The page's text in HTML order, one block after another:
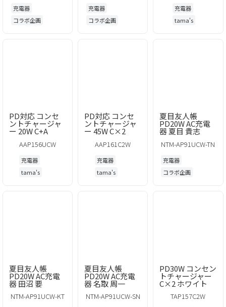
充電器
コラボ企画
充電器
コラボ企画
充電器
tama's
PD対応 コンセ
ントチャージャ
ー 20W C+A
AAP156UCW
充電器
tama's
PD対応 コンセ
ントチャージャ
ー 45W C×2
AAP161C2W
充電器
tama's
夏目友人帳
PD20W AC充電
器 夏目 貴志
NTM-AP91UCW-TN
充電器
コラボ企画
夏目友人帳
PD20W AC充電
器 田沼 要
NTM-AP91UCW-KT
夏目友人帳
PD20W AC充電
器 名取 周一
NTM-AP91UCW-SN
PD30W コンセン
トチャージャー
C×2 ホワイト
TAP157C2W